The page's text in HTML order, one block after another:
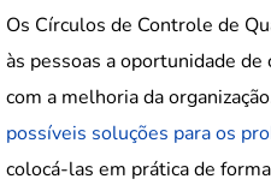
Os Círculos de Controle de
às pessoas a oportunidade
com a melhoria da
possíveis soluções para os
colocá-las em prática de